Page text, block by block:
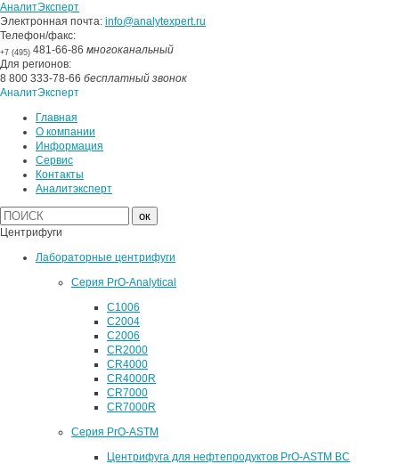
АналитЭксперт
Электронная почта: info@analytexpert.ru
Телефон/факс:
+7 (495) 481-66-86 многоканальный
Для регионов:
8 800 333-78-66 бесплатный звонок
АналитЭксперт
Главная
О компании
Информация
Сервис
Контакты
Аналитэксперт
Центрифуги
Лабораторные центрифуги
Серия PrO-Analytical
C1006
C2004
C2006
CR2000
CR4000
CR4000R
CR7000
CR7000R
Серия PrO-ASTM
Центрифуга для нефтепродуктов PrO-ASTM BC